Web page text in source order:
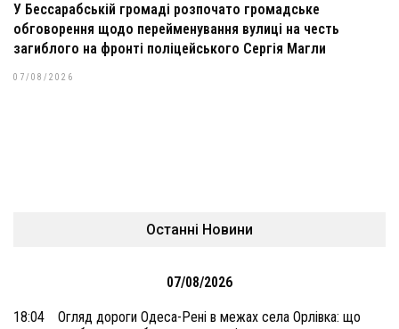
У Бессарабській громаді розпочато громадське
обговорення щодо перейменування вулиці на честь
загиблого на фронті поліцейського Сергія Магли
07/08/2026
Останні Новини
07/08/2026
18:04
Огляд дороги Одеса-Рені в межах села Орлівка: що